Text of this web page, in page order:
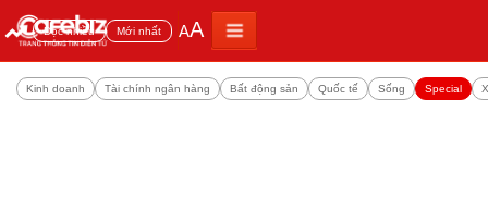
Đọc nhiều Mới nhất AA
Kinh doanh Tài chính ngân hàng Bất động sản Quốc tế Sống Special